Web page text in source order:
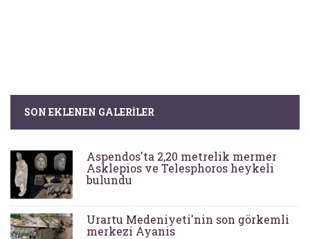
SON EKLENEN GALERILER
Aspendos'ta 2,20 metrelik mermer
Asklepios ve Telesphoros heykeli
bulundu
Urartu Medeniyeti'nin son görkemli
merkezi Ayanis